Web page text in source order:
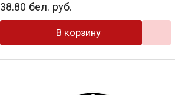
38.80 бел. руб.
В корзину